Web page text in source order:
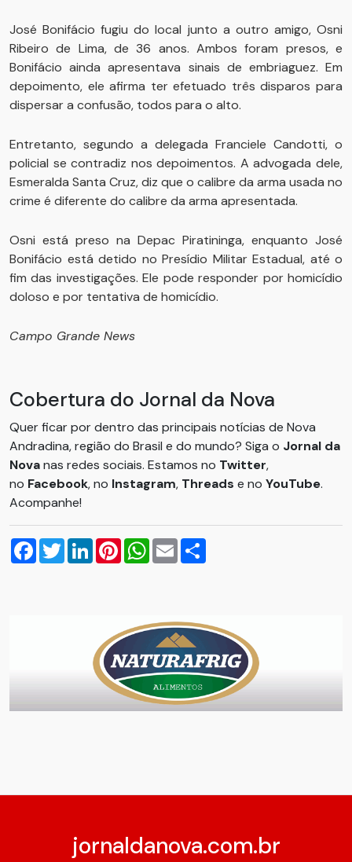
José Bonifácio fugiu do local junto a outro amigo, Osni
Ribeiro de Lima, de 36 anos. Ambos foram presos, e
Bonifácio ainda apresentava sinais de embriaguez. Em
depoimento, ele afirma ter efetuado três disparos para
dispersar a confusão, todos para o alto.
Entretanto, segundo a delegada Franciele Candotti, o
policial se contradiz nos depoimentos. A advogada dele,
Esmeralda Santa Cruz, diz que o calibre da arma usada no
crime é diferente do calibre da arma apresentada.
Osni está preso na Depac Piratininga, enquanto José
Bonifácio está detido no Presídio Militar Estadual, até o
fim das investigações. Ele pode responder por homicídio
doloso e por tentativa de homicídio.
Campo Grande News
Cobertura do Jornal da Nova
Quer ficar por dentro das principais notícias de Nova
Andradina, região do Brasil e do mundo? Siga o Jornal da
Novanas redes sociais. Estamos no Twitter,
no Facebook, no Instagram, Threads e no YouTube.
Acompanhe!
Facebook
TwitterLinkedInPinterestWhatsApp
Email
jornaldanova.com.br